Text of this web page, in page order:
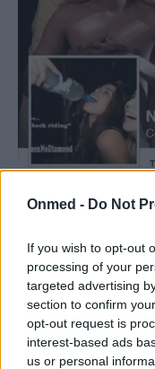
Onmed - Do Not
If you wish to opt-out
processing of your
targeted advertising
section to confirm
opt-out request is
interest-based ads
us or personal
Η σελίδα No
αποτελέσει τις
γιγάντιας